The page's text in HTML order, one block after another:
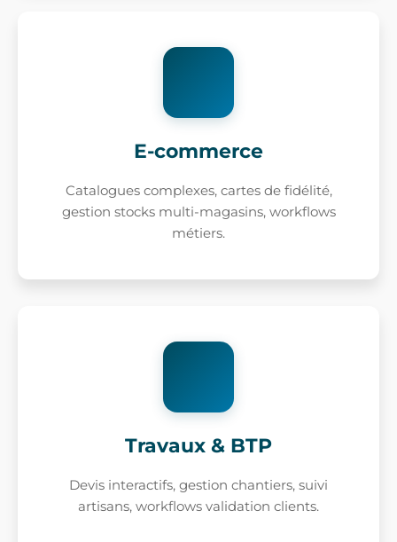
E-commerce
Catalogues complexes, cartes de fidélité,
gestion stocks multi-magasins, workflows
métiers.
Travaux & BTP
Devis interactifs, gestion chantiers, suivi
artisans, workflows validation clients.